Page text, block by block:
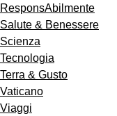
ResponsAbilmente
Salute & Benessere
Scienza
Tecnologia
Terra & Gusto
Vaticano
Viaggi